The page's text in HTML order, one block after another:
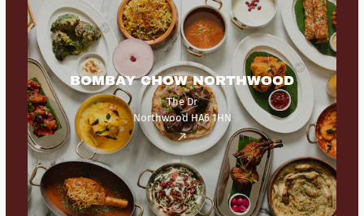
BOMBAY CHOW NORTHWOOD
The Dr
Northwood HA6 1HN